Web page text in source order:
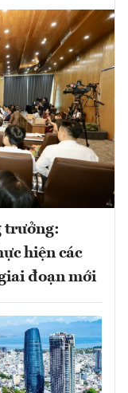
trưởng:
hiện các
đoạn mới